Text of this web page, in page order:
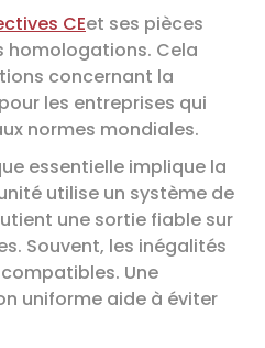
CEet ses pièces
homologations. Cela
concernant la
les entreprises qui
normes mondiales.
essentielle implique la
utilise un système de
une sortie fiable sur
Souvent, les inégalités
Une
uniforme aide à éviter